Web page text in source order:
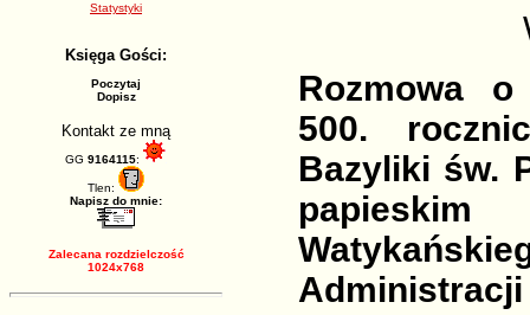
Statystyki
Księga Gości:
Poczytaj
Dopisz
Kontakt ze mną
GG 9164115:
Tlen:
Napisz do mnie:
Zalecana rozdzielczość
1024x768
Rozmowa
500.
Bazyliki św.
Administracji